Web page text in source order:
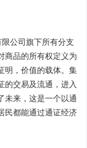
公司旗下所有分支
商品的所有权定义为
明，价值的载体。集
的交易及流通，进入
未来，这是一个以通
民都能通过通证经济